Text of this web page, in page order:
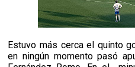
Estuvo más cerca el quinto
en ningún momento pasó